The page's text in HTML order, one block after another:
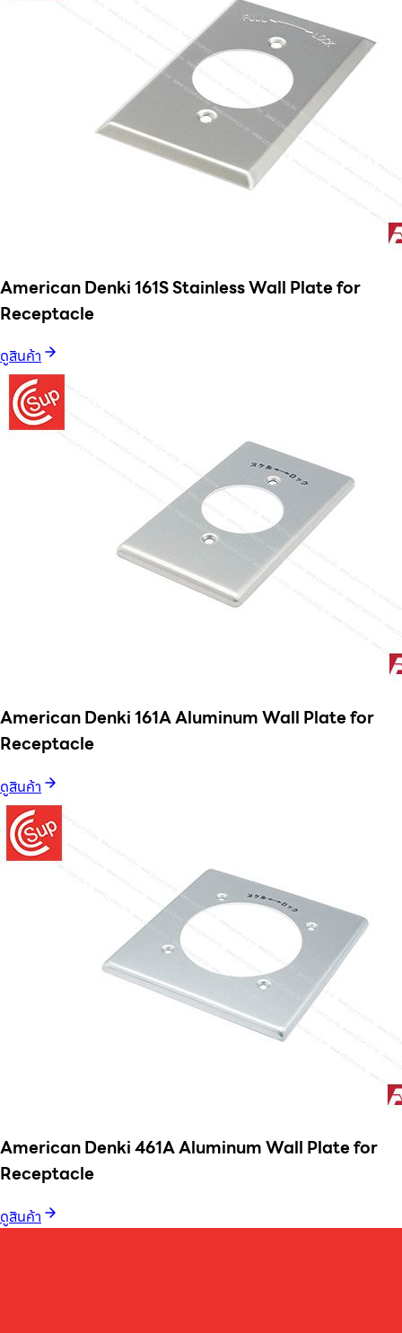
American Denki 161S Stainless Wall Plate for
Receptacle
ดูสินค้า
American Denki 161A Aluminum Wall Plate for
Receptacle
ดูสินค้า
American Denki 461A Aluminum Wall Plate for
Receptacle
ดูสินค้า